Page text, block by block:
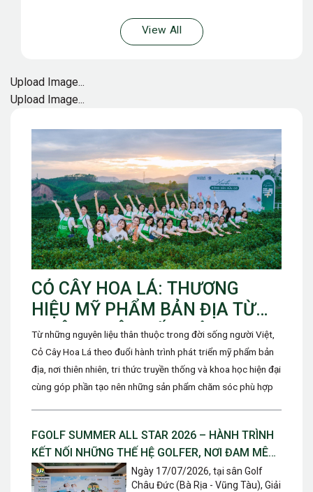
CỎ CÂY HOA LÁ: THƯƠNG
HIỆU MỸ PHẨM BẢN ĐỊA TỪ
THIÊN NHIÊN ĐẤT VIỆT
Từ những nguyên liệu thân thuộc trong đời sống người Việt,
Cỏ Cây Hoa Lá theo đuổi hành trình phát triển mỹ phẩm bản
địa, nơi thiên nhiên, tri thức truyền thống và khoa học hiện đại
cùng góp phần tạo nên những sản phẩm chăm sóc phù hợp
FGOLF SUMMER ALL STAR 2026 – HÀNH TRÌNH
KẾT NỐI NHỮNG THẾ HỆ GOLFER, NƠI ĐAM MÊ
ĐƯỢC TIẾP NỐI VÀ TỎA SÁNGNgày 17/07/2026, tại sân Golf
Châu Đức (Bà Rịa - Vũng Tàu), Giải
View All
Upload Image...
Upload Image...